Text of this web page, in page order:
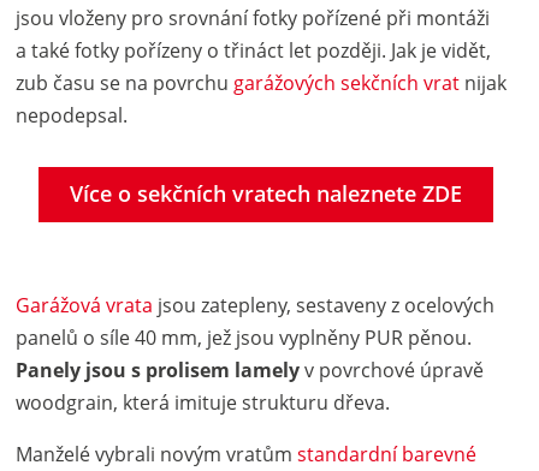
jsou vloženy pro srovnání fotky pořízené při montáži
a také fotky pořízeny o třináct let později. Jak je vidět,
zub času se na povrchu garážových sekčních vrat nijak
nepodepsal.
Více o sekčních vratech naleznete ZDE
Garážová vrata jsou zatepleny, sestaveny z ocelových
panelů o síle 40 mm, jež jsou vyplněny PUR pěnou.
Panely jsou s prolisem lamelyv povrchové úpravě
woodgrain, která imituje strukturu dřeva.
Manželé vybrali novým vratůmstandardní barevné